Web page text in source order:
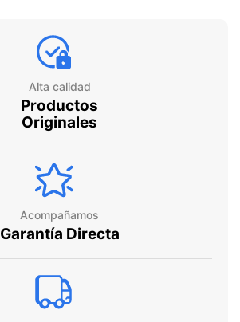
Alta calidad
Productos
Originales
Acompañamos
Garantía Directa